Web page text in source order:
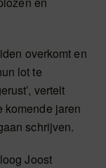
overkomt en
lot te
vertelt
komende jaren
schrijven.
Joost